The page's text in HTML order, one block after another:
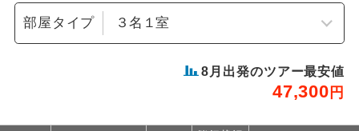
部屋タイプ
8 月出発のツアー最安値
47,300 円